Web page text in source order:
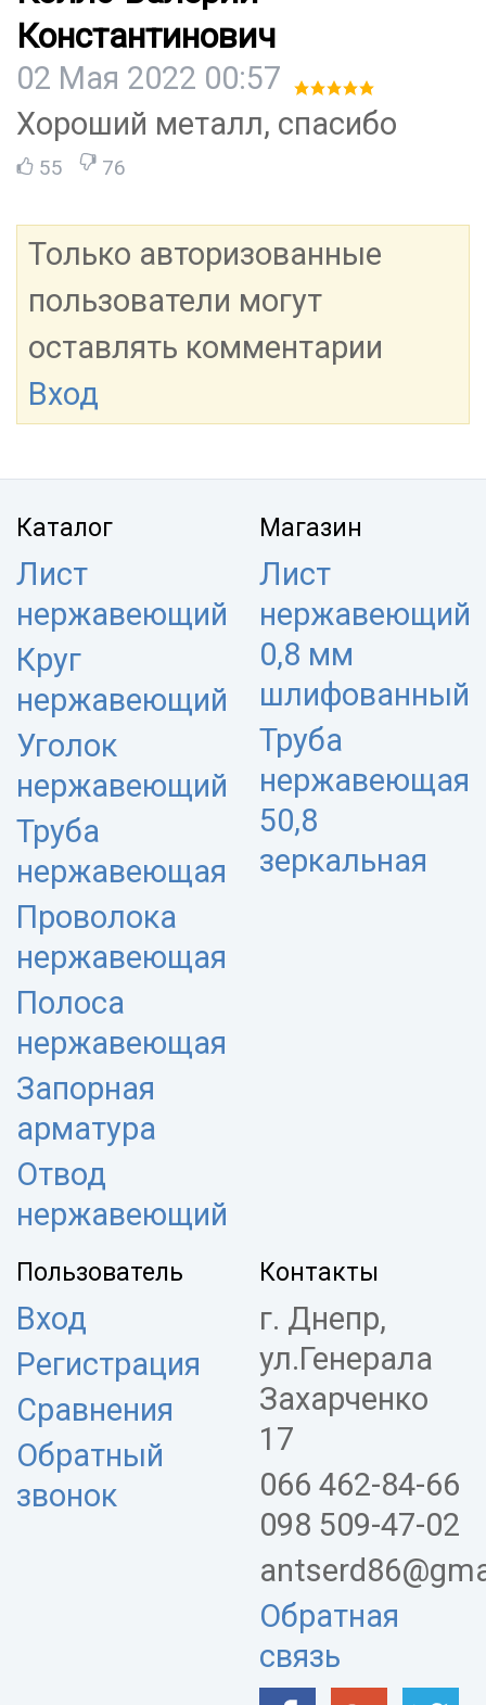
Константинович
02 Мая 2022 00:57
Хороший металл, спасибо
55 76
Только авторизованные
пользователи могут
оставлять комментарии
Вход
Каталог
Лист
нержавеющий
Круг
нержавеющий
Уголок
нержавеющий
Труба
нержавеющая
Проволока
нержавеющая
Полоса
нержавеющая
Запорная
арматура
Отвод
нержавеющий
Магазин
Лист
нержавеющий
0,8 мм
шлифованный
Труба
нержавеющая
50,8
зеркальная
Пользователь
Вход
Регистрация
Сравнения
Обратный
звонок
Контакты
г. Днепр,
ул.Генерала
Захарченко
17
066 462-84-66
098 509-47-02
Обратная
связь